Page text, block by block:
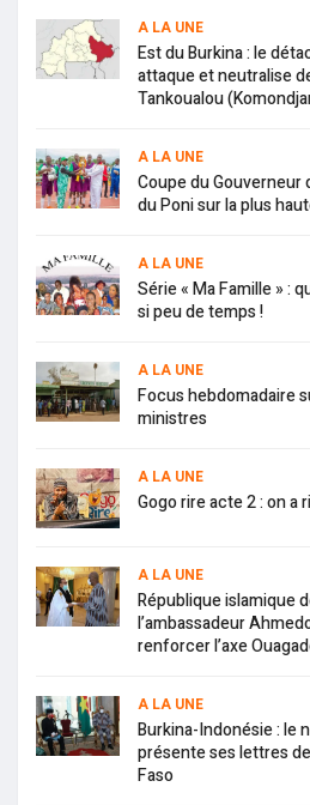
A LA UNE
Est du Burkina : le
attaque et neutralise
Tankoualou
A LA UNE
Coupe du Gouverneur
du Poni sur la plus
A LA UNE
Série « Ma Famille » :
si peu de temps !
A LA UNE
Focus hebdomadaire
ministres
A LA UNE
Gogo rire acte 2 : on a
A LA UNE
République islamique
l’ambassadeur
renforcer l’axe
A LA UNE
Burkina-Indonésie : le
présente ses lettres
Faso